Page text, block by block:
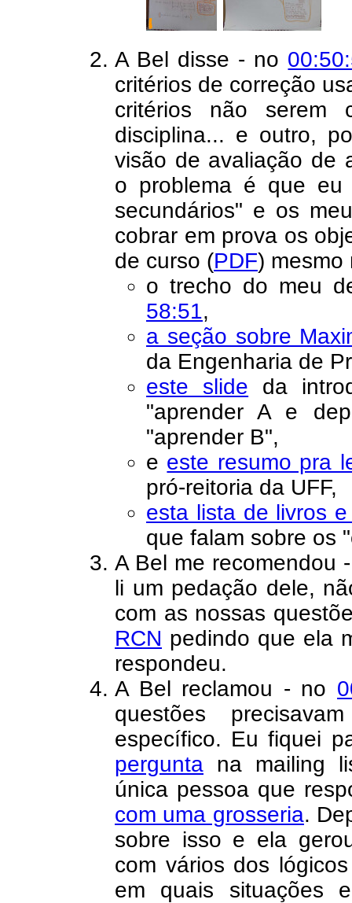
A Bel disse - no
critérios de correção
critérios não serem
disciplina... e outro,
visão de avaliação de
o problema é que eu
secundários" e os
cobrar em prova os
de curso (PDF) mesmo
o trecho do meu
58:51,
a seção sobre
da Engenharia de
este slide da
"aprender A e
"aprender B",
e este resumo pra
pró-reitoria da UFF,
esta lista de livros
que falam sobre os
A Bel me recomendou
li um pedação dele,
com as nossas
RCN pedindo que ela
respondeu.
A Bel reclamou - no
questões
específico. Eu fiquei
pergunta na mailing
única pessoa que
com uma grosseria.
sobre isso e ela
com vários dos
em quais situações